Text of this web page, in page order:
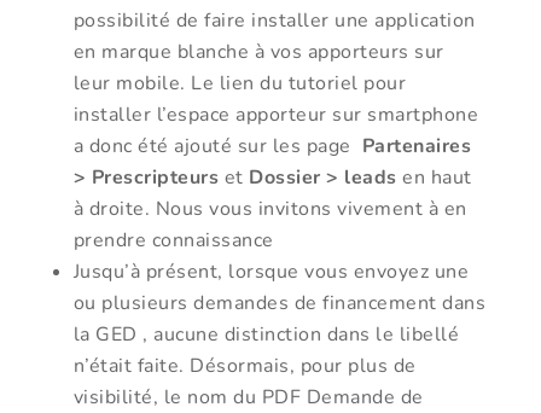
possibilité de faire installer une application
en marque blanche à vos apporteurs sur
leur mobile. Le lien du tutoriel pour
installer l’espace apporteur sur smartphone
a donc été ajouté sur les page Partenaires
> Prescripteurs et Dossier > leads en haut
à droite. Nous vous invitons vivement à en
prendre connaissance
Jusqu’à présent, lorsque vous envoyez une
ou plusieurs demandes de financement dans
la GED , aucune distinction dans le libellé
n’était faite. Désormais, pour plus de
visibilité, le nom du PDF Demande de